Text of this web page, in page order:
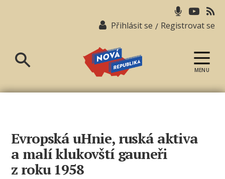
Přihlásit se / Registrovat se
republika
MENU
Evropská uHnie, ruská aktiva
a malí klukovští gauneři
z roku 1958